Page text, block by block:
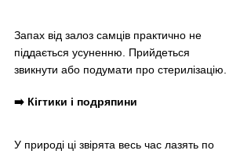
Запах від залоз самців практично не
піддається усуненню. Прийдеться
звикнути або подумати про стерилізацію.
➡️ Кігтики і подряпини
У природі ці звірята весь час лазять по